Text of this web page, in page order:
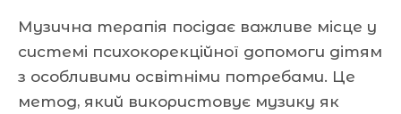
Музична терапія посідає важливе місце у
системі психокорекційної допомоги дітям
з особливими освітніми потребами. Це
метод, який використовує музику як